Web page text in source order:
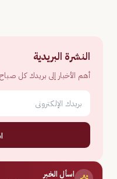
النشرة البريدية
أهم الأخبار إلى بريدك كل
اسأل الخبر